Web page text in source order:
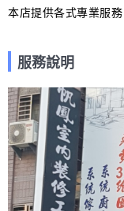
本店提供各式專業服
服務說明